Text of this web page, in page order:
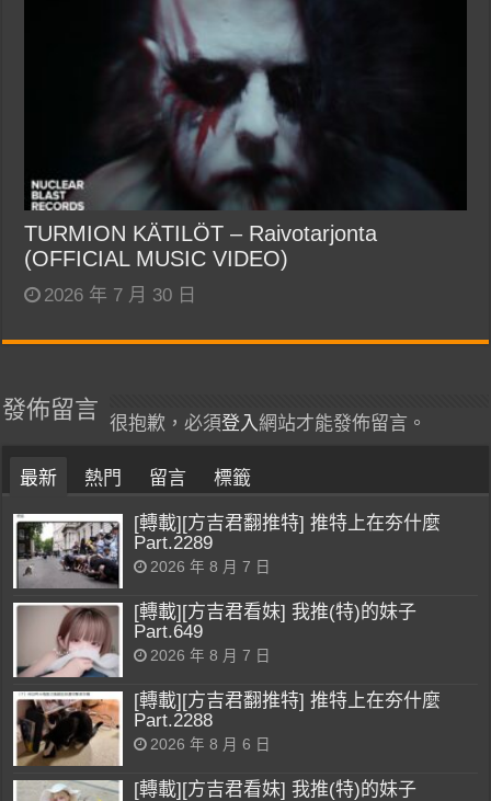
TURMION KÄTILÖT – Raivotarjonta
(OFFICIAL MUSIC VIDEO)
2026 年 7 月 30 日
發佈留言
很抱歉，必須登入網站才能發佈留言。
最新 熱門 留言 標籤
[轉載][方吉君翻推特] 推特上在夯什麼
Part.2289
2026 年 8 月 7 日
[轉載][方吉君看妹] 我推(特)的妹子
Part.649
2026 年 8 月 7 日
[轉載][方吉君翻推特] 推特上在夯什麼
Part.2288
2026 年 8 月 6 日
[轉載][方吉君看妹] 我推(特)的妹子